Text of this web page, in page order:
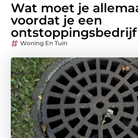
Wat moet je
voordat je een
Woning En Tuin